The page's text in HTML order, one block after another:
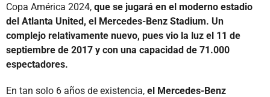
Copa América 2024, que se jugará en el moderno estadio
del Atlanta United, el Mercedes-Benz Stadium. Un
complejo relativamente nuevo, pues vio la luz el 11 de
septiembre de 2017 y con una capacidad de 71.000
espectadores.
En tan solo 6 años de existencia, el Mercedes-Benz